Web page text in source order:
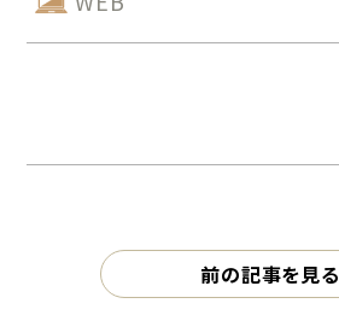
前の記事を見る